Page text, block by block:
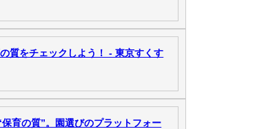
質をチェックしよう！ - 東京すくす
育の質”。園選びのプラットフォー